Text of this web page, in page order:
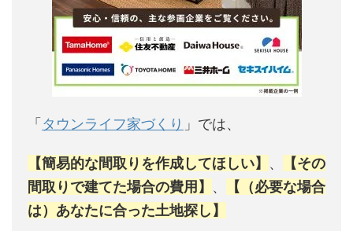
「タウンライフ家づくり 」では、
【簡易的な間取りを作成してほしい】 、
【その
間取りで建てた場合の費用】 、
【（必要な場合
は）あなたに合った土地探し】